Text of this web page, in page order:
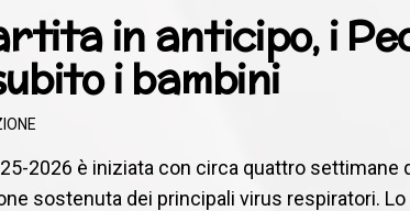
in anticipo, i
i bambini
2026 è iniziata con circa quattro settimane
sostenuta dei principali virus respiratori. Lo